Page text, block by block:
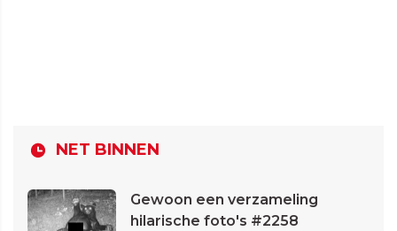
NET BINNEN
Gewoon een verzameling
hilarische foto's #2258